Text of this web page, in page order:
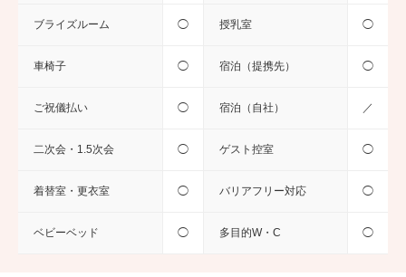
ブライズルーム ◯ 授乳室 ◯
車椅子 ◯ 宿泊（提携先） ◯
ご祝儀払い ◯ 宿泊（自社） ／
二次会・1.5次会 ◯ ゲスト控室 ◯
着替室・更衣室 ◯ バリアフリー対応 ◯
ベビーベッド ◯ 多目的W・C ◯